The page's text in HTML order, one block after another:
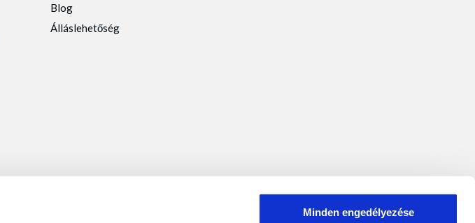
Minden engedélyezése
Blog
Álláslehetőség